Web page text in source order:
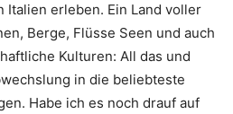
Italien erleben. Ein Land voller
Berge, Flüsse Seen und auch
Kulturen: All das und
in die beliebteste
Habe ich es noch drauf auf